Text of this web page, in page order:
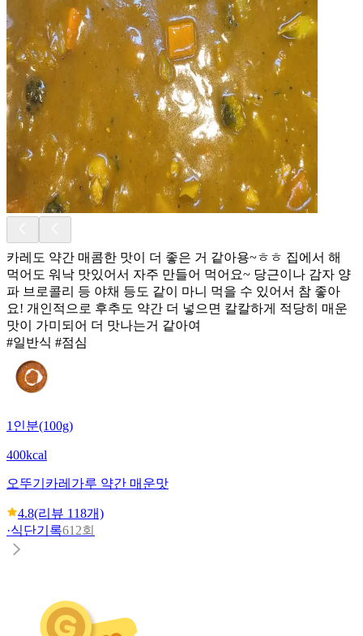
카레도 약간 매콤한 맛이 더 좋은 거 같아용~ㅎㅎ 집에서 해
먹어도 워낙 맛있어서 자주 만들어 먹어요~ 당근이나 감자 양
파 브로콜리 등 야채 등도 같이 마니 먹을 수 있어서 참 좋아
요! 개인적으로 후추도 약간 더 넣으면 칼칼하게 적당히 매운
맛이 가미되어 더 맛나는거 같아여
#일반식 #점심
1인분(100g)
400kcal
오뚜기 카레가루 약간 매운맛
4.8(리뷰 118개)
·식단기록612회